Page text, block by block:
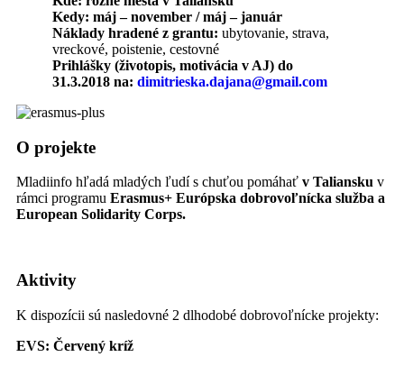
Kedy: máj – november / máj – január
Náklady hradené z grantu: ubytovanie, strava,
vreckové, poistenie, cestovné
Prihlášky (životopis, motivácia v AJ) do
31.3.2018 na: dimitrieska.dajana@gmail.com
O projekte
Mladiinfo hľadá mladých ľudí s chuťou pomáhať v Taliansku v
rámci programu Erasmus+ Európska dobrovoľnícka služba a
European Solidarity Corps.
Aktivity
K dispozícii sú nasledovné 2 dlhodobé dobrovoľnícke projekty:
EVS: Červený kríž